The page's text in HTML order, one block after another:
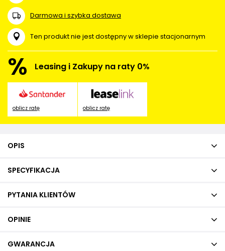
Darmowa i szybka dostawa
Ten produkt nie jest dostępny w sklepie stacjonarnym
% Leasing i Zakupy na raty 0%
oblicz ratę oblicz ratę
OPIS
SPECYFIKACJA
PYTANIA KLIENTÓW
OPINIE
GWARANCJA